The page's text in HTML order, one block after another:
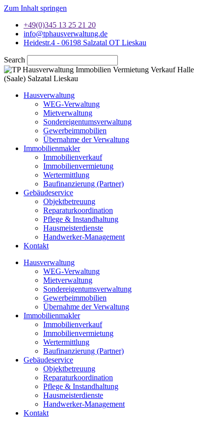
Zum Inhalt springen
+49(0)345 13 25 21 20
info@tphausverwaltung.de
Heidestr.4 - 06198 Salzatal OT Lieskau
Search
Hausverwaltung
WEG-Verwaltung
Mietverwaltung
Sondereigentumsverwaltung
Gewerbeimmobilien
Übernahme der Verwaltung
Immobilienmakler
Immobilienverkauf
Immobilienvermietung
Wertermittlung
Baufinanzierung (Partner)
Gebäudeservice
Objektbetreuung
Reparaturkoordination
Pflege & Instandhaltung
Hausmeisterdienste
Handwerker‑Management
Kontakt
Hausverwaltung
WEG-Verwaltung
Mietverwaltung
Sondereigentumsverwaltung
Gewerbeimmobilien
Übernahme der Verwaltung
Immobilienmakler
Immobilienverkauf
Immobilienvermietung
Wertermittlung
Baufinanzierung (Partner)
Gebäudeservice
Objektbetreuung
Reparaturkoordination
Pflege & Instandhaltung
Hausmeisterdienste
Handwerker‑Management
Kontakt